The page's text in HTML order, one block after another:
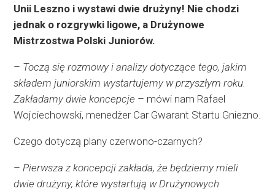
Unii Leszno i wystawi dwie drużyny! Nie chodzi
jednak o rozgrywki ligowe, a Drużynowe
Mistrzostwa Polski Juniorów.
– Toczą się rozmowy i analizy dotyczące tego, jakim
składem juniorskim wystartujemy w przyszłym roku.
Zakładamy dwie koncepcje – mówi nam Rafael
Wojciechowski, menedżer Car Gwarant Startu Gniezno.
Czego dotyczą plany czerwono-czarnych?
–Pierwsza z koncepcji zakłada, że będziemy mieli
dwie drużyny, które wystartują w Drużynowych